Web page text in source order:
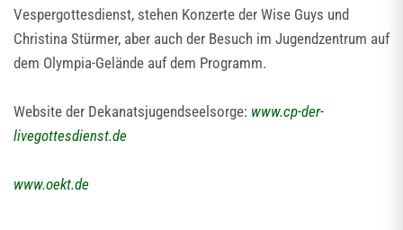
Vespergottesdienst, stehen Konzerte der Wise Guys und
Christina Stürmer, aber auch der Besuch im Jugendzentrum auf
dem Olympia-Gelände auf dem Programm.
Website der Dekanatsjugendseelsorge: www.cp-der-
livegottesdienst.de
www.oekt.de